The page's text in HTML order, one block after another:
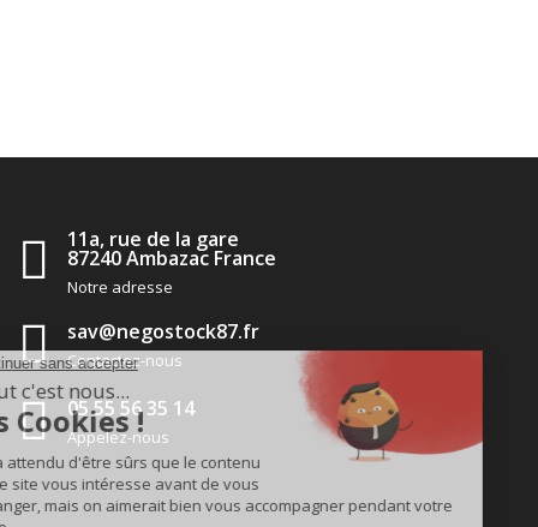
11a, rue de la gare
87240 Ambazac France
Notre adresse
sav@negostock87.fr
Contactez-nous
05 55 56 35 14
Appelez-nous